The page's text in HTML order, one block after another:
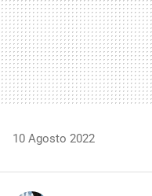
10 Agosto 2022